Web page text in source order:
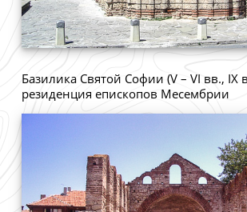
Базилика Святой Софии (V – VI вв.,
резиденция епископов Месембрии